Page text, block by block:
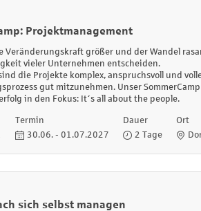
Projektmanagement
Veränderungskraft größer und der Wandel
vieler Unternehmen entscheiden.
die Projekte komplex, anspruchsvoll und
gut mitzunehmen. Unser
in den Fokus: It´s all about the people.
Termin Dauer
Ort
30.06. - 01.07.2027 2 Tage
sich selbst managen